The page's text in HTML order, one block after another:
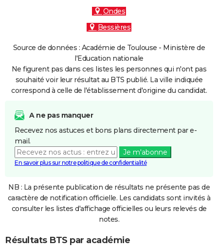
Ondes
Bessières
Source de données : Académie de Toulouse - Ministère de
l'Education nationale
Ne figurent pas dans ces listes les personnes qui n'ont pas
souhaité voir leur résultat au BTS publié. La ville indiquée
correspond à celle de l'établissement d'origine du candidat.
A ne pas manquer
Recevez nos astuces et bons plans directement par e-
mail.
Je m'abonne
En savoir plus sur notre politique de confidentialité
NB : La présente publication de résultats ne présente pas de
caractère de notification officielle. Les candidats sont invités à
consulter les listes d'affichage officielles ou leurs relevés de
notes.
Résultats BTS par académie